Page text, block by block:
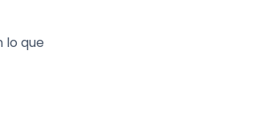
lo que